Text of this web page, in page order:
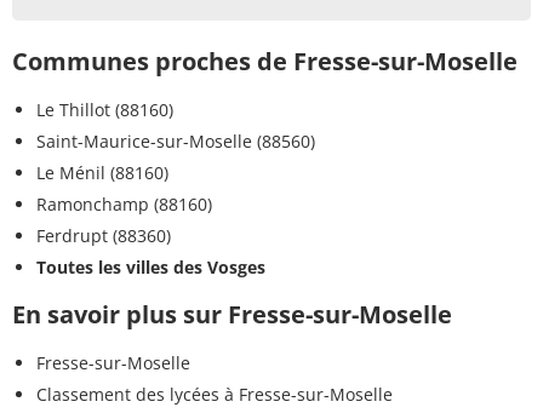
Communes proches de Fresse-sur-Moselle
Le Thillot (88160)
Saint-Maurice-sur-Moselle (88560)
Le Ménil (88160)
Ramonchamp (88160)
Ferdrupt (88360)
Toutes les villes des Vosges
En savoir plus sur Fresse-sur-Moselle
Fresse-sur-Moselle
Classement des lycées à Fresse-sur-Moselle